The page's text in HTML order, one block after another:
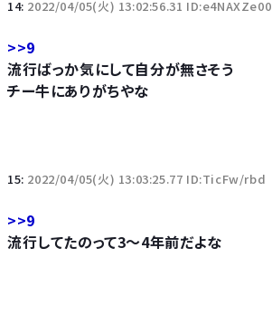
14: 2022/04/05(火) 13:02:56.31 ID:e4NAXZe00
>>9
流行ばっか気にして自分が無さそう
チー牛にありがちやな
15: 2022/04/05(火) 13:03:25.77 ID:TicFw/rbd
>>9
流行してたのって3～4年前だよな